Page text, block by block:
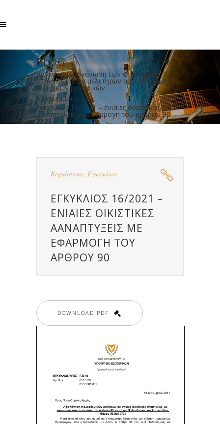
BLOG
παγκύπρια οργάνωση των ελευθέρων
επαγγελματιών μελετητών αρχιτεκτόνων και
πολιτικών μηχανικών
/regulations /
εγκυκλιος 16/2021 – ενιαιες οικιστικες
ααναπτυξεις με εφαρμογη του αρθρου 90
Regulations, Εγκύκλιοι
ΕΓΚΥΚΛΙΟΣ 16/2021 –
ΕΝΙΑΙΕΣ ΟΙΚΙΣΤΙΚΕΣ
ΑΑΝΑΠΤΥΞΕΙΣ ΜΕ
ΕΦΑΡΜΟΓΗ ΤΟΥ
ΑΡΘΡΟΥ 90
DOWNLOAD PDF